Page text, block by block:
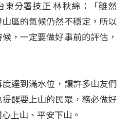
東分署技正 林秋綿：「雖然
區的氣候仍然不穩定，所以
，一定要做好事前的評估，
達到滿水位，讓許多山友們
醒要上山的民眾，務必做好
上山、平安下山。